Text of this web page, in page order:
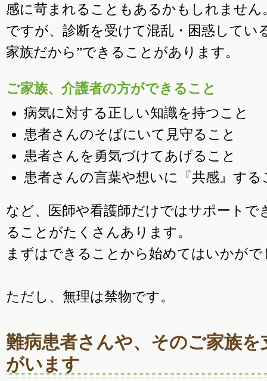
感に苛まれることもあるかもしれません
ですが、診断を受けて混乱・困惑してい
家族だから”できることがあります。
ご家族、介護者の方ができること
病気に対する正しい知識を持つこと
患者さんのそばにいて見守ること
患者さんを勇気づけてあげること
患者さんの言葉や想いに『共感』する
など、医師や看護師だけではサポートで
ることがたくさんあります。
まずはできることから始めてはいかが
ただし、無理は禁物です。
難病患者さんや、そのご家族
がいます